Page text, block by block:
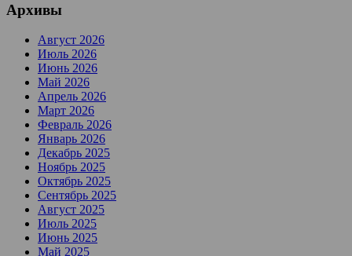
Архивы
Август 2026
Июль 2026
Июнь 2026
Май 2026
Апрель 2026
Март 2026
Февраль 2026
Январь 2026
Декабрь 2025
Ноябрь 2025
Октябрь 2025
Сентябрь 2025
Август 2025
Июль 2025
Июнь 2025
Май 2025